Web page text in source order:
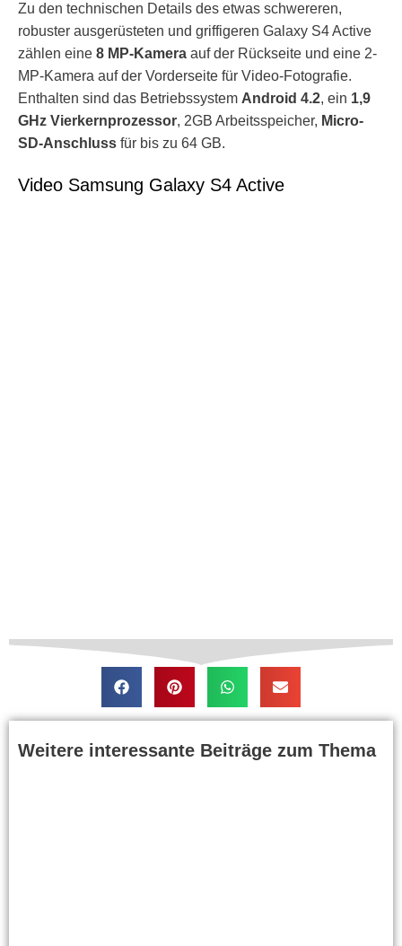
Zu den technischen Details des etwas schwereren,
robuster ausgerüsteten und griffigeren Galaxy S4 Active
zählen eine 8 MP-Kamera auf der Rückseite und eine 2-
MP-Kamera auf der Vorderseite für Video-Fotografie.
Enthalten sind das Betriebssystem Android 4.2, ein 1,9
GHz Vierkernprozessor, 2GB Arbeitsspeicher, Micro-
SD-Anschluss für bis zu 64 GB.
Video Samsung Galaxy S4 Active
Weitere interessante Beiträge zum Thema